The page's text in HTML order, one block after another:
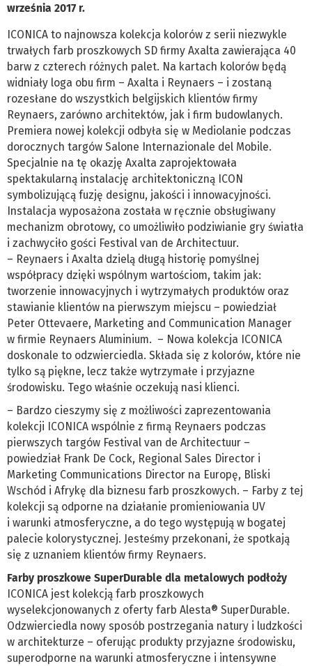
września 2017 r.
ICONICA to najnowsza kolekcja kolorów z serii niezwykle
trwałych farb proszkowych SD firmy Axalta zawierająca 40
barw z czterech różnych palet. Na kartach kolorów będą
widniały loga obu firm – Axalta i Reynaers – i zostaną
rozesłane do wszystkich belgijskich klientów firmy
Reynaers, zarówno architektów, jak i firm budowlanych.
Premiera nowej kolekcji odbyła się w Mediolanie podczas
dorocznych targów Salone Internazionale del Mobile.
Specjalnie na tę okazję Axalta zaprojektowała
spektakularną instalację architektoniczną ICON
symbolizującą fuzję designu, jakości i innowacyjności.
Instalacja wyposażona została w ręcznie obsługiwany
mechanizm obrotowy, co umożliwiło podziwianie gry światła
i zachwyciło gości Festival van de Architectuur.
– Reynaers i Axalta dzielą długą historię pomyślnej
współpracy dzięki wspólnym wartościom, takim jak:
tworzenie innowacyjnych i wytrzymałych produktów oraz
stawianie klientów na pierwszym miejscu – powiedział
Peter Ottevaere, Marketing and Communication Manager
w firmie Reynaers Aluminium. – Nowa kolekcja ICONICA
doskonale to odzwierciedla. Składa się z kolorów, które nie
tylko są piękne, lecz także wytrzymałe i przyjazne
środowisku. Tego właśnie oczekują nasi klienci.
– Bardzo cieszymy się z możliwości zaprezentowania
kolekcji ICONICA wspólnie z firmą Reynaers podczas
pierwszych targów Festival van de Architectuur –
powiedział Frank De Cock, Regional Sales Director i
Marketing Communications Director na Europę, Bliski
Wschód i Afrykę dla biznesu farb proszkowych. – Farby z tej
kolekcji są odporne na działanie promieniowania UV
i warunki atmosferyczne, a do tego występują w bogatej
palecie kolorystycznej. Jesteśmy przekonani, że spotkają
się z uznaniem klientów firmy Reynaers.
Farby proszkowe SuperDurable dla metalowych podłoży
ICONICA jest kolekcją farb proszkowych
wyselekcjonowanych z oferty farb Alesta® SuperDurable.
Odzwierciedla nowy sposób postrzegania natury i ludzkości
w architekturze – oferując produkty przyjazne środowisku,
superodporne na warunki atmosferyczne i intensywne